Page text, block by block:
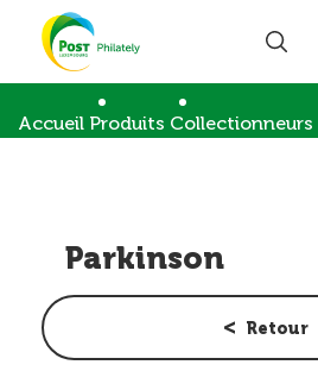
Accueil Produits Collectionneurs
Parkinson
Retour